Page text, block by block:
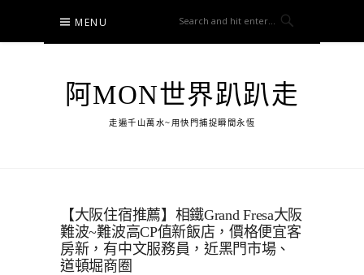
content
MENU
阿MON世界趴趴走
走遍千山萬水~用快門捕捉瞬間永恆
【大阪住宿推薦】相鐵Grand Fresa大阪
難波~難波高CP值新飯店，價格便宜客
房新，有中文服務員，近黑門市場、
道頓堀商圈